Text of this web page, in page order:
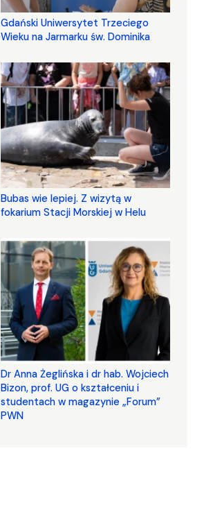
Gdański Uniwersytet Trzeciego
Wieku na Jarmarku św. Dominika
Bubas wie lepiej. Z wizytą w
fokarium Stacji Morskiej w Helu
​​​​​​​Dr Anna Żeglińska i dr hab. Wojciech
Bizon, prof. UG o kształceniu i
studentach w magazynie „Forum”
PWN